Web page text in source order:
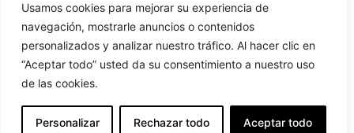
Usamos cookies para mejorar su experiencia de
navegación, mostrarle anuncios o contenidos
personalizados y analizar nuestro tráfico. Al hacer clic en
“Aceptar todo” usted da su consentimiento a nuestro uso
de las cookies.
Personalizar Rechazar todo Aceptar todo